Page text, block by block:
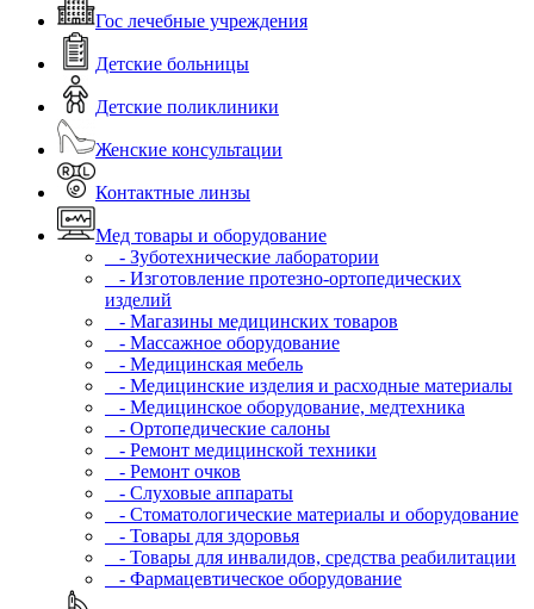
Гос лечебные учреждения
Детские больницы
Детские поликлиники
Женские консультации
Контактные линзы
Мед товары и оборудование
- Зуботехнические лаборатории
- Изготовление протезно-ортопедических
изделий
- Магазины медицинских товаров
- Массажное оборудование
- Медицинская мебель
- Медицинские изделия и расходные материалы
- Медицинское оборудование, медтехника
- Ортопедические салоны
- Ремонт медицинской техники
- Ремонт очков
- Слуховые аппараты
- Стоматологические материалы и оборудование
- Товары для здоровья
- Товары для инвалидов, средства реабилитации
- Фармацевтическое оборудование